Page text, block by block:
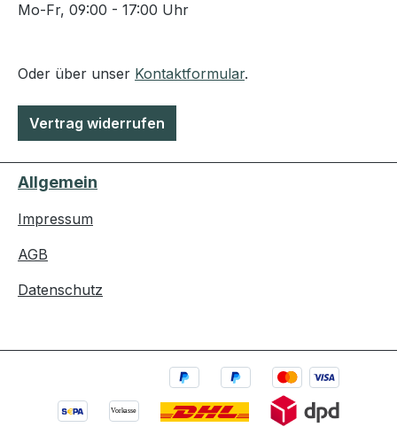
Mo-Fr, 09:00 - 17:00 Uhr
Oder über unser Kontaktformular.
Vertrag widerrufen
Allgemein
Impressum
AGB
Datenschutz